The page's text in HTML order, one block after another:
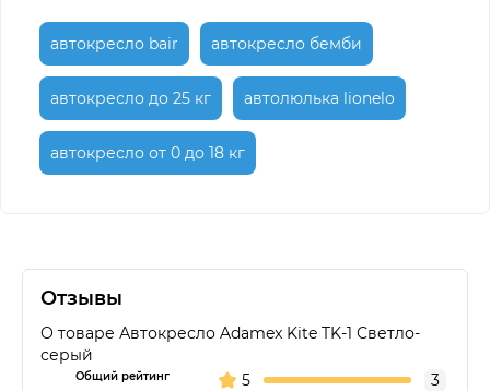
автокресло bair автокресло бемби
автокресло до 25 кг автолюлька lionelo
автокресло от 0 до 18 кг
Отзывы
О товаре Автокресло Adamex Kite TK-1 Светло-
серый
Общий рейтинг 5
3